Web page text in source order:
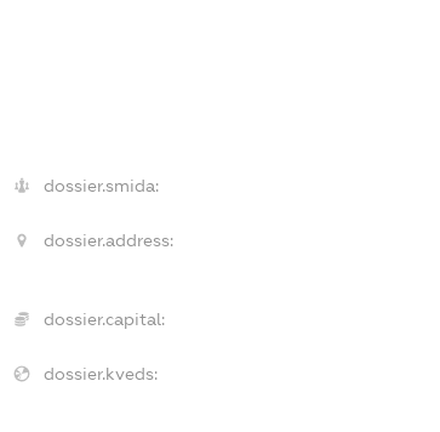
dossier.smida:
dossier.address:
dossier.capital:
dossier.kveds: